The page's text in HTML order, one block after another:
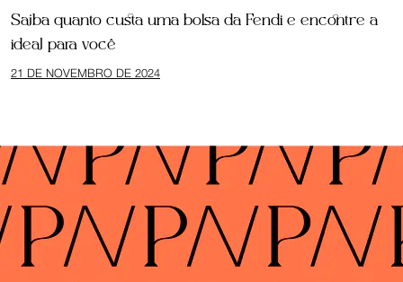
Saiba quanto custa uma bolsa da Fendi e encontre a
ideal para você
21 DE NOVEMBRO DE 2024